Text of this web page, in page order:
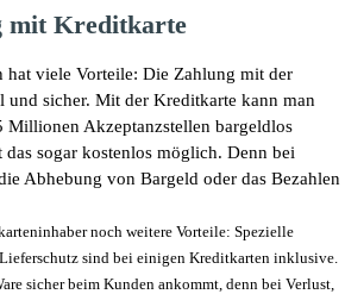
mit Kreditkarte
viele Vorteile: Die Zahlung mit der
und sicher. Mit der Kreditkarte kann man
Millionen Akzeptanzstellen bargeldlos
sogar kostenlos möglich. Denn bei
Abhebung von Bargeld oder das Bezahlen
noch weitere Vorteile: Spezielle
sind bei einigen Kreditkarten inklusive.
sicher beim Kunden ankommt, denn bei Verlust,